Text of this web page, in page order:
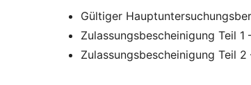
Gültiger
Zulassungsbescheinigung Teil
Zulassungsbescheinigung Teil